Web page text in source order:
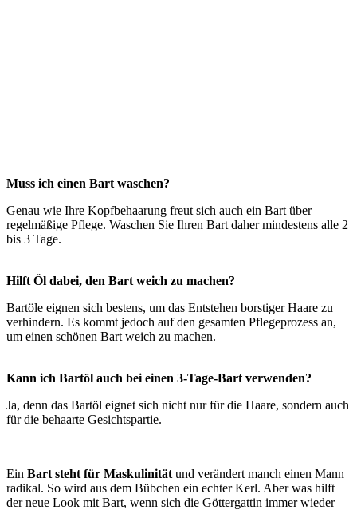
Muss ich einen Bart waschen?
Genau wie Ihre Kopfbehaarung freut sich auch ein Bart über
regelmäßige Pflege. Waschen Sie Ihren Bart daher mindestens alle 2
bis 3 Tage.
Hilft Öl dabei, den Bart weich zu machen?
Bartöle eignen sich bestens, um das Entstehen borstiger Haare zu
verhindern. Es kommt jedoch auf den gesamten Pflegeprozess an,
um einen schönen Bart weich zu machen.
Kann ich Bartöl auch bei einen 3-Tage-Bart verwenden?
Ja, denn das Bartöl eignet sich nicht nur für die Haare, sondern auch
für die behaarte Gesichtspartie.
Ein Bart steht für Maskulinität und verändert manch einen Mann
radikal. So wird aus dem Bübchen ein echter Kerl. Aber was hilft
der neue Look mit Bart, wenn sich die Göttergattin immer wieder